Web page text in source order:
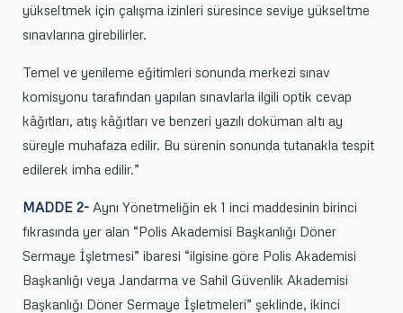
yükseltmek için çalışma izinleri süresince seviye yükseltme
sınavlarına girebilirler.
Temel ve yenileme eğitimleri sonunda merkezi sınav
komisyonu tarafından yapılan sınavlarla ilgili optik cevap
kâğıtları, atış kâğıtları ve benzeri yazılı doküman altı ay
süreyle muhafaza edilir. Bu sürenin sonunda tutanakla tespit
edilerek imha edilir.”
MADDE 2- Aynı Yönetmeliğin ek 1 inci maddesinin birinci
fıkrasında yer alan “Polis Akademisi Başkanlığı Döner
Sermaye İşletmesi” ibaresi “ilgisine göre Polis Akademisi
Başkanlığı veya Jandarma ve Sahil Güvenlik Akademisi
Başkanlığı Döner Sermaye İşletmeleri” şeklinde, ikinci